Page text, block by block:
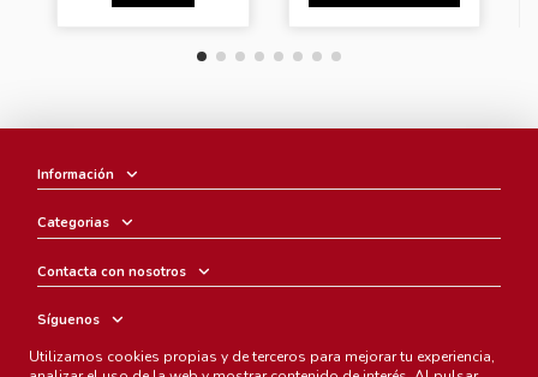
Información
Categorias
Contacta con nosotros
Síguenos
Boletín
Utilizamos cookies propias y de terceros para mejorar tu experiencia,